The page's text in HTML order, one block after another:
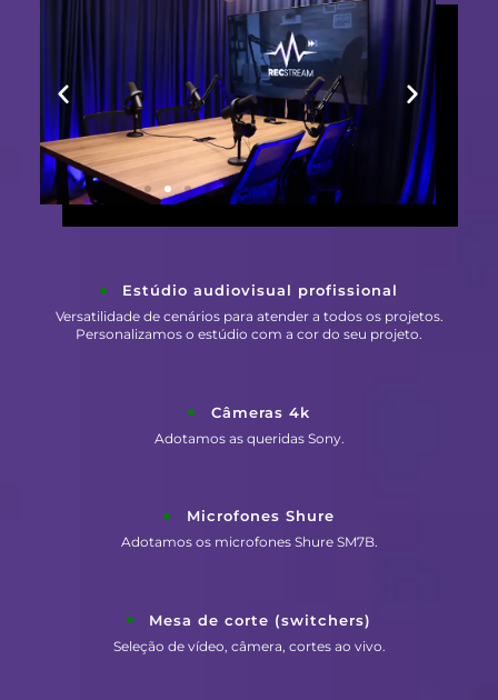
Estúdio audiovisual profissional
Versatilidade de cenários para atender a todos os projetos.
Personalizamos o estúdio com a cor do seu projeto.
Câmeras 4k
Adotamos as queridas Sony.
Microfones Shure
Adotamos os microfones Shure SM7B.
Mesa de corte (switchers)
Seleção de vídeo, câmera, cortes ao vivo.